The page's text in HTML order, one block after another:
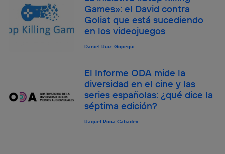
Games»: el David contra
Goliat que está sucediendo
en los videojuegos
Daniel Ruiz-Gopegui
El Informe ODA mide la
diversidad en el cine y las
series españolas: ¿qué dice la
séptima edición?
Raquel Roca Cabades